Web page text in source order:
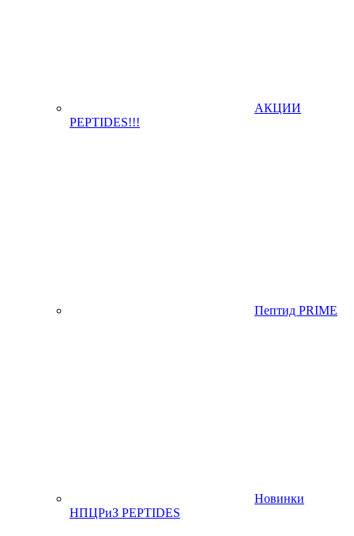
АКЦИИ
PEPTIDES!!!
Пептид PRIME
Новинки
НПЦРиЗ PEPTIDES